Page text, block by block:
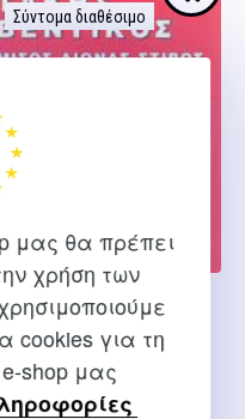
μας θα πρέπει
χρήση των
cookies για τη
shop μας
Σύντομα διαθέσιμο
ΜΙΣΟΣ ΑΙΩΝΑΣ ΣΤΙΒΟΣ
ΤΑΚΗΣ ΒΕΝΤΙΚΟΣ –
εξαντλημένο
Βεντίκος Τ.